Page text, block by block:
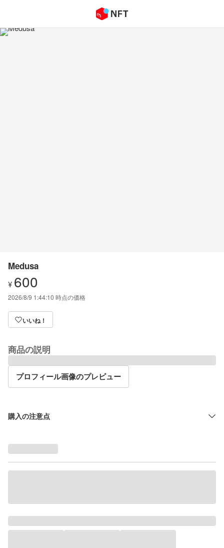
Medusa
¥ 600
2026/8/9 1:44:10 時点の価格
いいね！
商品の説明
プロフィール画像のプレビュー
購入の注意点